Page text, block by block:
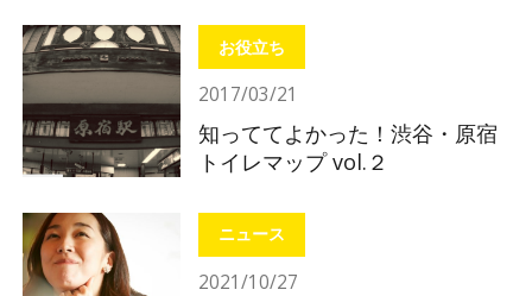
お役立ち
2017/03/21
知っててよかった！渋谷・原宿
トイレマップ vol.２
ニュース
2021/10/27